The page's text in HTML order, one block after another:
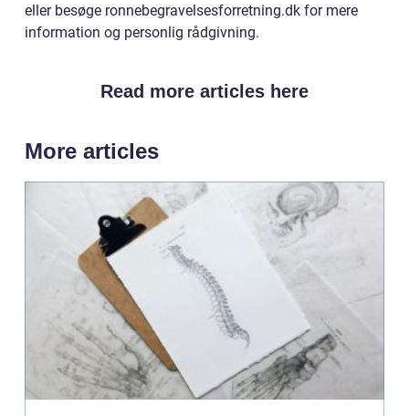
eller besøge ronnebegravelsesforretning.dk for mere
information og personlig rådgivning.
Read more articles here
More articles